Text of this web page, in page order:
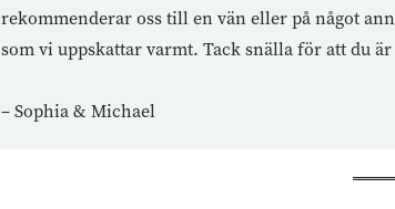
rekommenderar oss till en vän eller på något
som vi uppskattar varmt. Tack snälla för att du
– Sophia & Michael